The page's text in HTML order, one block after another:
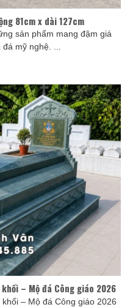
81cm x dài 127cm
sản phẩm mang đậm giá
mỹ nghệ. ...
– Mộ đá Công giáo 2026
– Mộ đá Công giáo 2026